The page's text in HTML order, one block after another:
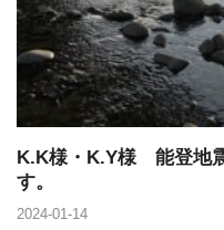
K.K様・K.Y様 能登地
す。
2024-01-14